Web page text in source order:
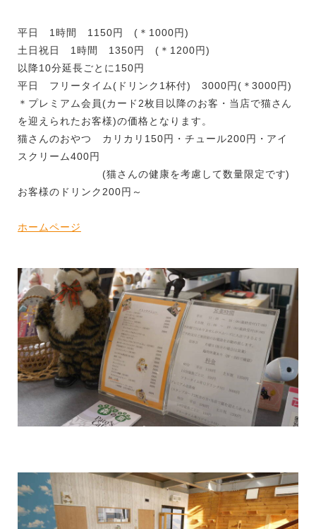
平日 1時間 1150円 (＊1000円)
土日祝日 1時間 1350円 (＊1200円)
以降10分延長ごとに150円
平日 フリータイム(ドリンク1杯付) 3000円(＊3000円)
＊プレミアム会員(カード2枚目以降のお客・当店で猫さん
を迎えられたお客様)の価格となります。
猫さんのおやつ カリカリ150円・チュール200円・アイ
スクリーム400円
(猫さんの健康を考慮して数量限定です)
お客様のドリンク200円～
ホームページ